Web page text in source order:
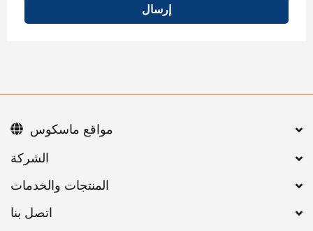
إرسال
اتصل بنا
مواقع ماسكوس